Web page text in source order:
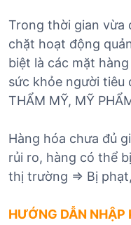
Trong thời gian vừa
chặt hoạt động
biệt là các mặt
sức khỏe người tiêu
THẨM MỸ, MỸ
Hàng hóa chưa đủ
rủi ro, hàng có thể
thị trường => Bị
HƯỚNG DẪN NHẬP